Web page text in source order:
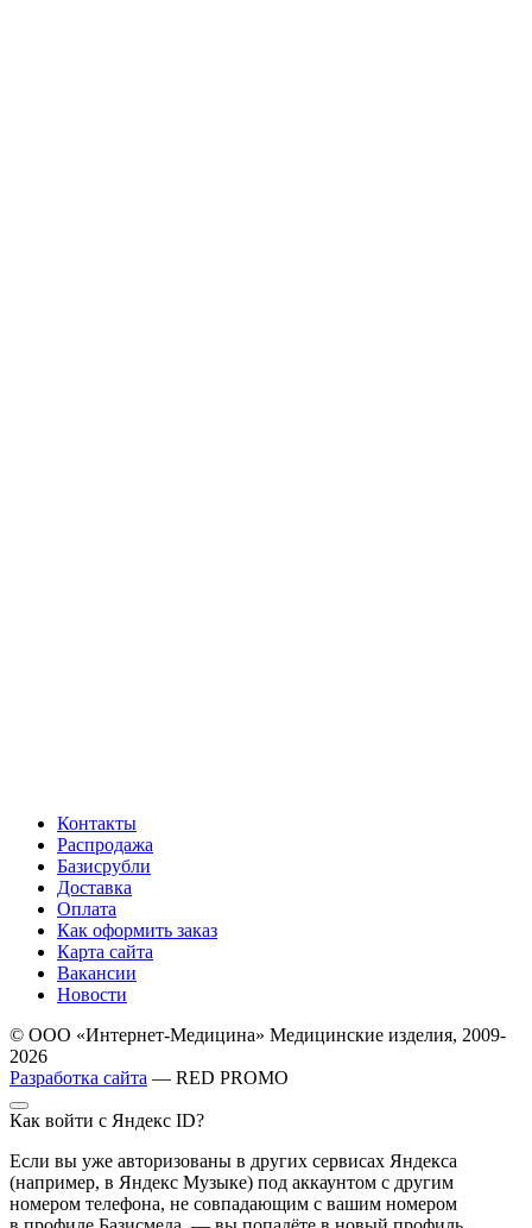
Контакты
Распродажа
Базисрубли
Доставка
Оплата
Как оформить заказ
Карта сайта
Вакансии
Новости
© ООО «Интернет-Медицина» Медицинские изделия, 2009-
2026
Разработка сайта — RED PROMO
Как войти с Яндекс ID?
Если вы уже авторизованы в других сервисах Яндекса
(например, в Яндекс Музыке) под аккаунтом с другим
номером телефона, не совпадающим с вашим номером